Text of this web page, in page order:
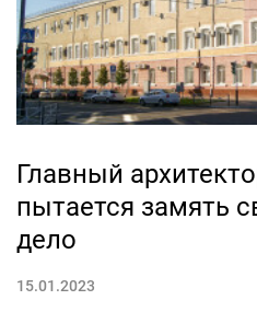
Главный
пытается замять
дело
15.01.2023